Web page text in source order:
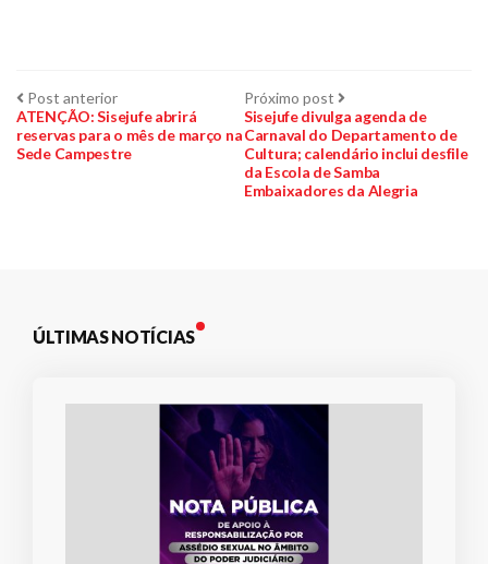
Navegação
de
Post anteriorPost
anterior:
ATENÇÃO: Sisejufe abrirá
reservas para o mês de março na
Sede Campestre
Próximo post Próximo
post:
Sisejufe divulga agenda de
Carnaval do Departamento de
Cultura; calendário inclui desfile
da Escola de Samba
Embaixadores da Alegria
ÚLTIMAS NOTÍCIAS